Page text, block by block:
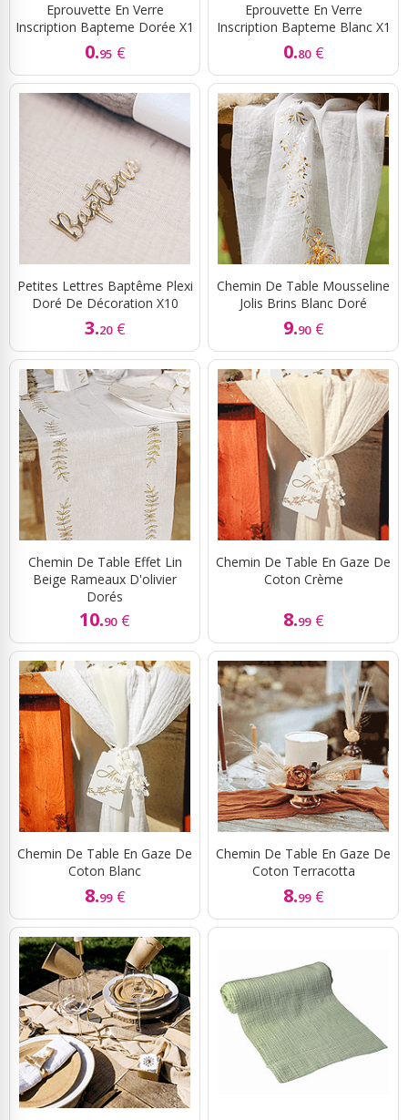
Eprouvette En Verre
Inscription Bapteme Dorée X1
0.95 €
Eprouvette En Verre
Inscription Bapteme Blanc X1
0.80 €
Petites Lettres Baptême Plexi
Doré De Décoration X10
3.20 €
Chemin De Table Mousseline
Jolis Brins Blanc Doré
9.90 €
Chemin De Table Effet Lin
Beige Rameaux D'olivier
Dorés
10.90 €
Chemin De Table En Gaze De
Coton Crème
8.99 €
Chemin De Table En Gaze De
Coton Blanc
8.99 €
Chemin De Table En Gaze De
Coton Terracotta
8.99 €